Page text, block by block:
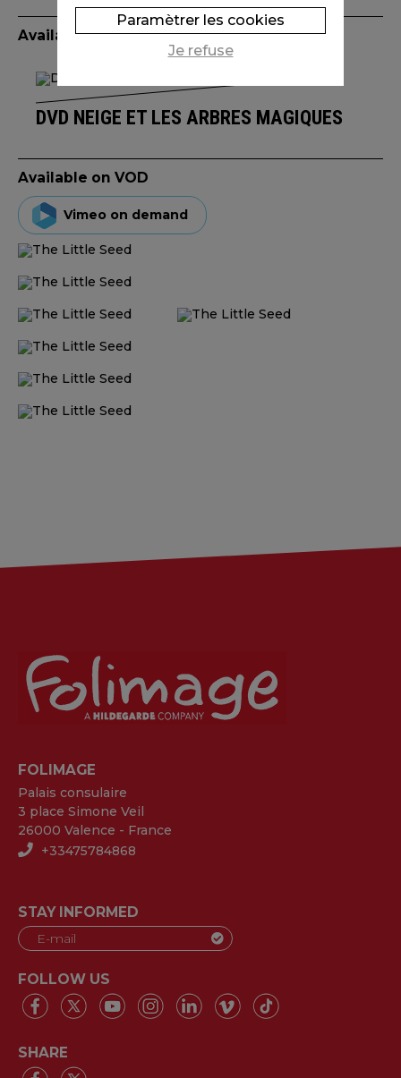
Available edition(s)
DVD NEIGE ET LES ARBRES MAGIQUES
Available on VOD
Vimeo on demand
FOLIMAGE
Palais consulaire
3 place Simone Veil
26000 Valence - France
+33475784868
STAY INFORMED
FOLLOW US
SHARE
Paramètrer les cookies
Je refuse